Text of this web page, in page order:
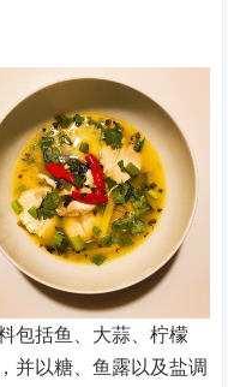
包括鱼、大蒜、柠檬
并以糖、鱼露以及盐调